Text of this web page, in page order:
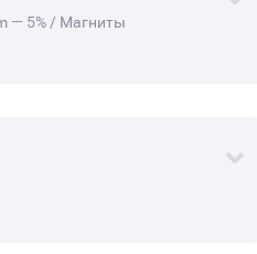
— 5% / Магниты